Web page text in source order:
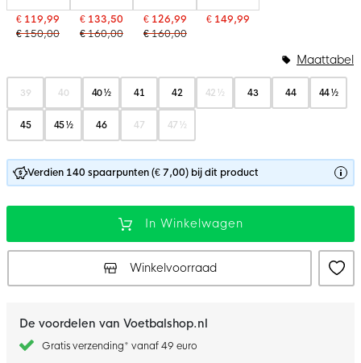
€ 119,99
€ 150,00
€ 133,50
€ 160,00
€ 126,99
€ 160,00
€ 149,99
39 40 40 ½ 41 42 42 ½ 43 44 44 ½
45 45 ½ 46 47 47 ½
Maattabel
Verdien 140 spaarpunten (€ 7,00) bij dit product
In Winkelwagen
Winkelvoorraad
De voordelen van Voetbalshop.nl
Gratis verzending* vanaf 49 euro